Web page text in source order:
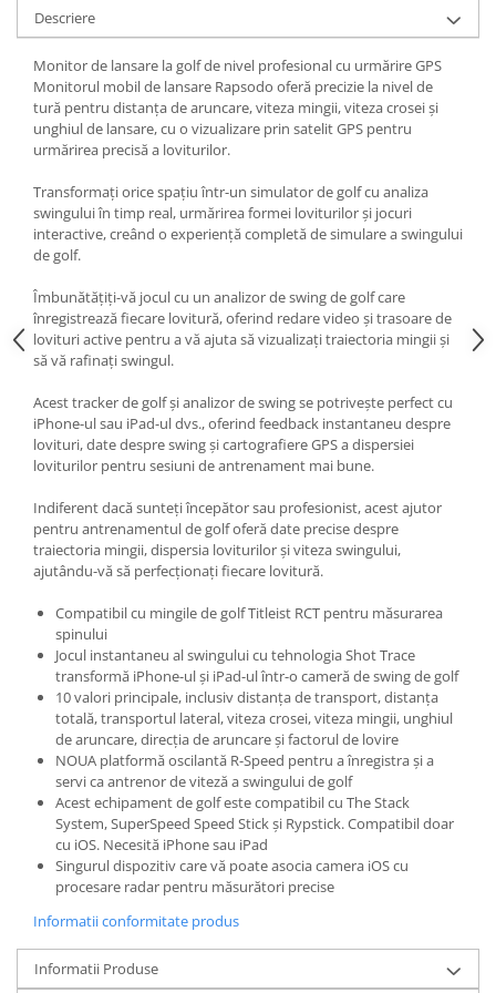
Fiare de calcat si masini de cusut
Ingrijire Locuinta
Purificatoare de aer
Fashion
Bijuterii
Ceasuri barbatesti
Ceasuri dama
Cutii, curele si accesorii ceasuri
Genti si accesorii barbati
Imbracaminte barbati
Imbracaminte femei
Imbracaminte si Incaltaminte copii
Incaltaminte barbati
Incaltaminte femei
Ochelari de soare
Ochelari de vedere
Gaming, Carti & Birotica
Birotica & Papetarie
Console, Jocuri & Accesorii
Ingrijire personala & Cosmetice
Accesorii aparate de ras electrice
Accesorii aparate hair styling
Aparate & Accesorii ingrijire
personala
Aparate cosmetice
Articole Sanatate si Wellness
Consumabile sanitare
Cosmetice si produse ingrijire
personala
Igiena dentara
Jucarii, Copii & Bebe
Camera copilului
Hrana bebelusi
Descriere
Monitor de lansare la golf de nivel profesional cu urmărire GPS
Monitorul mobil de lansare Rapsodo oferă precizie la nivel de
tură pentru distanța de aruncare, viteza mingii, viteza crosei și
unghiul de lansare, cu o vizualizare prin satelit GPS pentru
urmărirea precisă a loviturilor.
Transformați orice spațiu într-un simulator de golf cu analiza
swingului în timp real, urmărirea formei loviturilor și jocuri
interactive, creând o experiență completă de simulare a swingului
de golf.
Îmbunătățiți-vă jocul cu un analizor de swing de golf care
înregistrează fiecare lovitură, oferind redare video și trasoare de
lovituri active pentru a vă ajuta să vizualizați traiectoria mingii și
să vă rafinați swingul.
Acest tracker de golf și analizor de swing se potrivește perfect cu
iPhone-ul sau iPad-ul dvs., oferind feedback instantaneu despre
lovituri, date despre swing și cartografiere GPS a dispersiei
loviturilor pentru sesiuni de antrenament mai bune.
Indiferent dacă sunteți începător sau profesionist, acest ajutor
pentru antrenamentul de golf oferă date precise despre
traiectoria mingii, dispersia loviturilor și viteza swingului,
ajutându-vă să perfecționați fiecare lovitură.
Compatibil cu mingile de golf Titleist RCT pentru măsurarea
spinului
Jocul instantaneu al swingului cu tehnologia Shot Trace
transformă iPhone-ul și iPad-ul într-o cameră de swing de golf
10 valori principale, inclusiv distanța de transport, distanța
totală, transportul lateral, viteza crosei, viteza mingii, unghiul
de aruncare, direcția de aruncare și factorul de lovire
NOUA platformă oscilantă R-Speed ​​pentru a înregistra și a
servi ca antrenor de viteză a swingului de golf
Acest echipament de golf este compatibil cu The Stack
System, SuperSpeed ​​Speed ​​Stick și Rypstick. Compatibil doar
cu iOS. Necesită iPhone sau iPad
Singurul dispozitiv care vă poate asocia camera iOS cu
procesare radar pentru măsurători precise
Informatii conformitate produs
Informatii Produse